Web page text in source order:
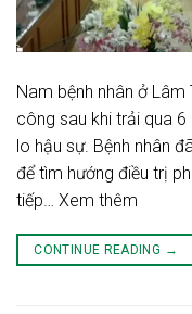
Nam bệnh nhân ở
công sau khi trải qua
lo hậu sự. Bệnh nhân
để tìm hướng điều trị
tiếp… Xem thêm
CONTINUE READING →